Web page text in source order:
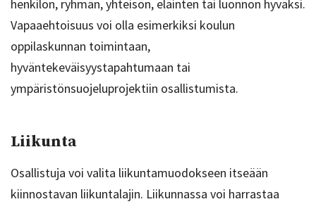
henkilön, ryhmän, yhteisön, eläinten tai luonnon hyväksi.
Vapaaehtoisuus voi olla esimerkiksi koulun
oppilaskunnan toimintaan,
hyväntekeväisyystapahtumaan tai
ympäristönsuojeluprojektiin osallistumista.
Liikunta
Osallistuja voi valita liikuntamuodokseen itseään
kiinnostavan liikuntalajin. Liikunnassa voi harrastaa